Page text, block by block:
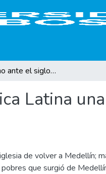
El cristianismo ante el siglo XXI en América Latina una reflexión desde las víctimas.
Latina
de volver a Medellín;
que surgió de